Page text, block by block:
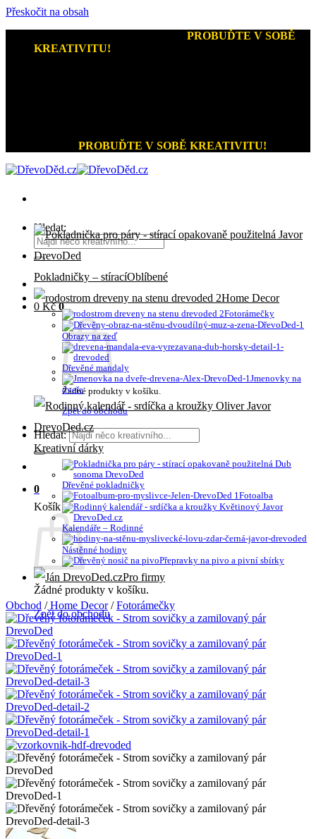
Přeskočit na obsah
PROBUĎTE V SOBĚ
KREATIVITU!
PROBUĎTE V SOBĚ KREATIVITU!
Hledat:
0 Kč 0
Žádné produkty v košíku.
Zpět do obchodu
Hledat:
0
Košík
Žádné produkty v košíku.
Zpět do obchodu
Pokladničky – stírací
Home Decor
Fotorámečky
Obrazy na zeď
Dřevěné mandaly
Jmenovky na
dveře
Kreativní dárky
Dřevěné pokladničky
Fotoalba
Kalendáře – Rodinné
Nástěnné hodiny
Přepravky na pivo a pivní sbírky
Pro firmy
Obchod / Home Decor / Fotorámečky